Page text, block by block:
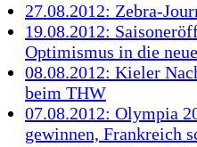
27.08.2012: Zebra-
19.08.2012:
Optimismus in die
08.08.2012: Kieler
beim THW
07.08.2012: Olympia
gewinnen, Frankreich